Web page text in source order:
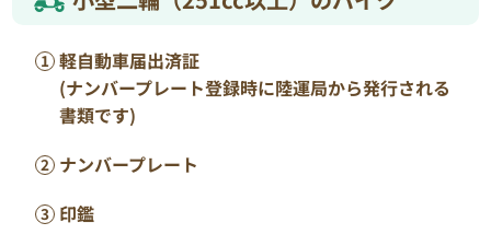
軽自動車届出済証
(ナンバープレート登録時に陸運局から発行される
書類です)
ナンバープレート
印鑑